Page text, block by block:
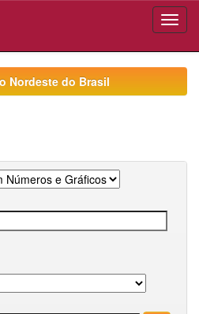
Nordeste do Brasil